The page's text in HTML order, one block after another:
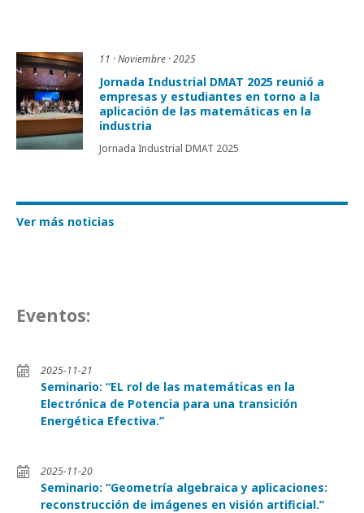
11 · Noviembre · 2025
Jornada Industrial DMAT 2025 reunió a
empresas y estudiantes en torno a la
aplicación de las matemáticas en la
industria
Jornada Industrial DMAT 2025
Ver más noticias
Eventos:
2025-11-21
Seminario: “EL rol de las matemáticas en la
Electrónica de Potencia para una transición
Energética Efectiva.”
2025-11-20
Seminario: “Geometría algebraica y aplicaciones:
reconstrucción de imágenes en visión artificial.”